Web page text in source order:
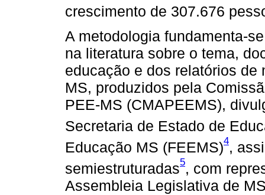
crescimento de 307.676
A metodologia fundamenta-
na literatura sobre o tema,
educação e dos relatórios
MS, produzidos pela
PEE-MS (CMAPEEMS),
Secretaria de Estado de
Educação MS (FEEMS)4,
semiestruturadas5, com
Assembleia Legislativa de